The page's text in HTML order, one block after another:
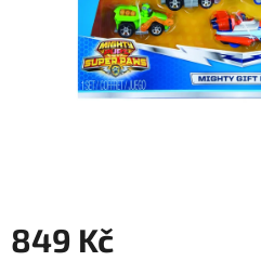
849 Kč